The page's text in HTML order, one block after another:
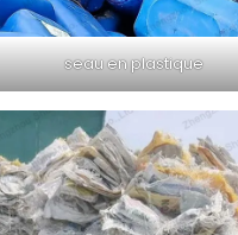
seau en plastique